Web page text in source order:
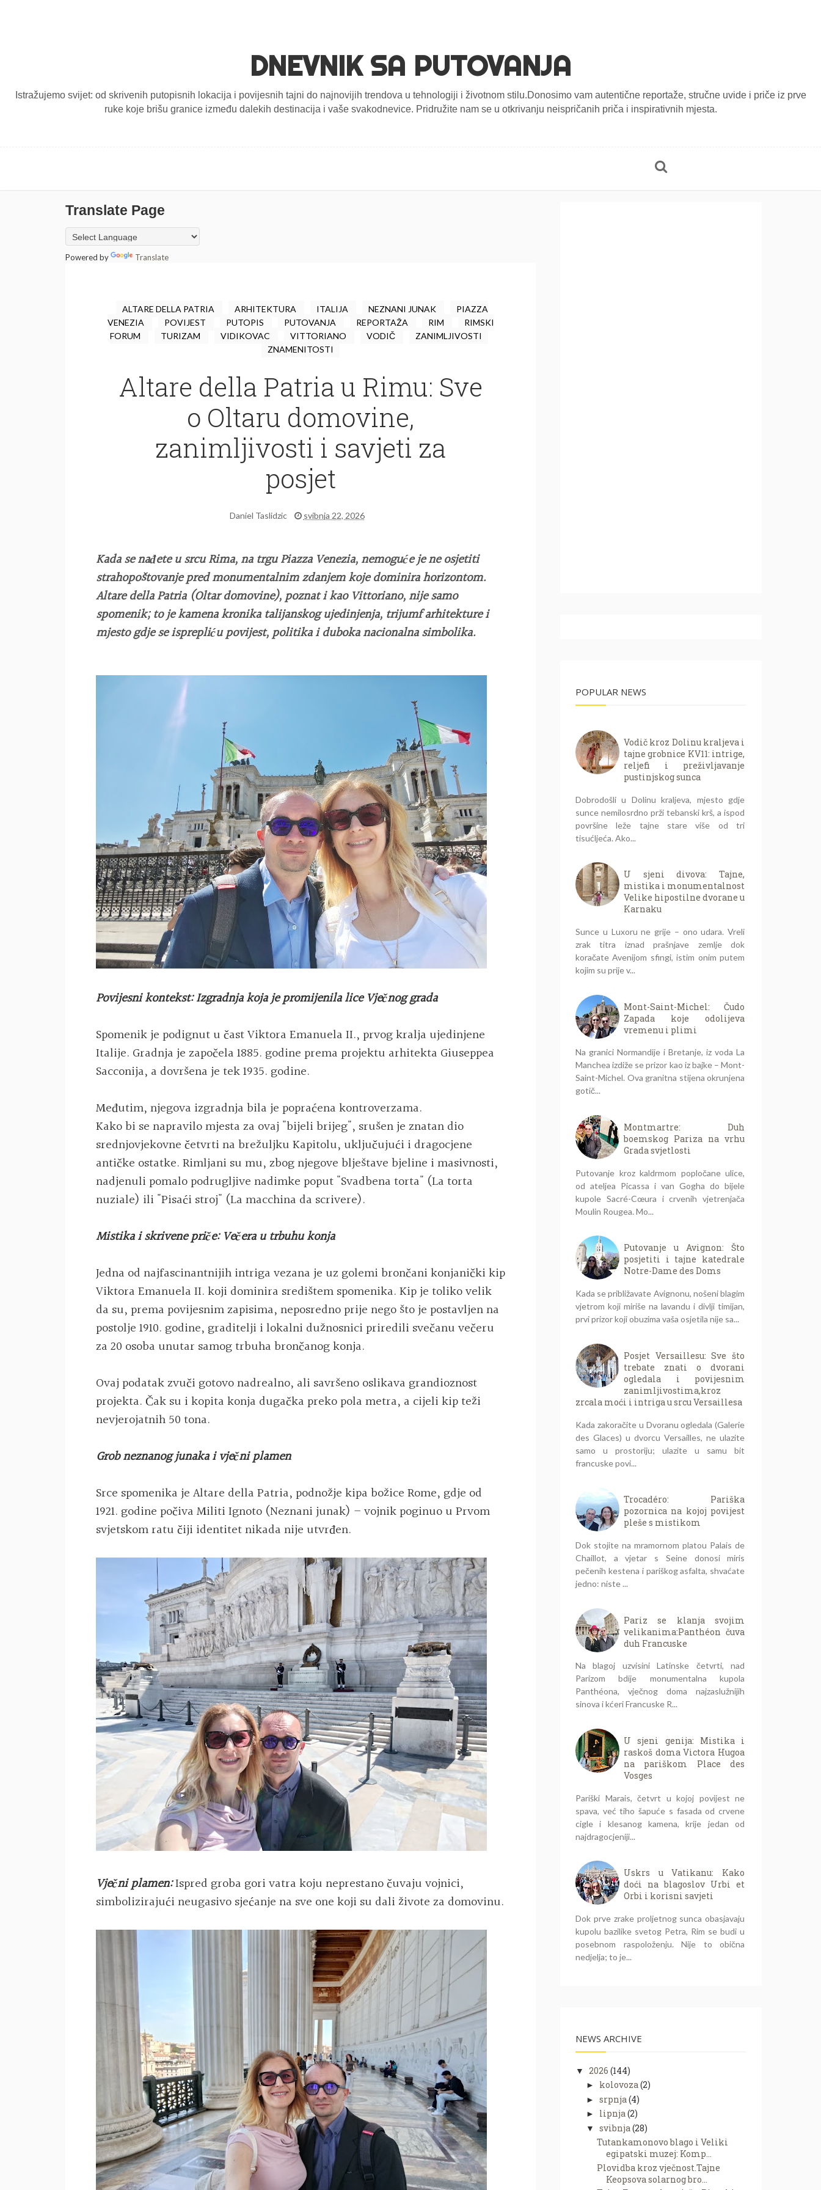
DNEVNIK SA PUTOVANJA
Istražujemo svijet: od skrivenih putopisnih lokacija i povijesnih tajni do najnovijih trendova u tehnologiji i životnom stilu.Donosimo vam autentične reportaže, stručne uvide i priče iz prve
ruke koje brišu granice između dalekih destinacija i vaše svakodnevice. Pridružite nam se u otkrivanju neispričanih priča i inspirativnih mjesta.
Translate Page
Powered by Translate
ALTARE DELLA PATRIA ARHITEKTURA ITALIJA NEZNANI JUNAK
PIAZZA
VENEZIA
POVIJEST PUTOPIS PUTOVANJA REPORTAŽA RIM
RIMSKI
FORUM
TURIZAM VIDIKOVAC VITTORIANO VODIČ
ZANIMLJIVOSTI
ZNAMENITOSTI
Altare della Patria u Rimu: Sve
o Oltaru domovine,
zanimljivosti i savjeti za
posjet
Daniel Taslidzic svibnja 22, 2026
Kada se nađete u srcu Rima, na trgu Piazza Venezia, nemoguće je ne osjetiti
strahopoštovanje pred monumentalnim zdanjem koje dominira horizontom.
Altare della Patria (Oltar domovine), poznat i kao Vittoriano, nije samo
spomenik; to je kamena kronika talijanskog ujedinjenja, trijumf arhitekture i
mjesto gdje se isprepliću povijest, politika i duboka nacionalna simbolika.
Povijesni kontekst: Izgradnja koja je promijenila lice Vječnog grada
Spomenik je podignut u čast Viktora Emanuela II., prvog kralja ujedinjene
Italije. Gradnja je započela 1885. godine prema projektu arhitekta Giuseppea
Sacconija, a dovršena je tek 1935. godine.
Međutim, njegova izgradnja bila je popraćena kontroverzama.
Kako bi se napravilo mjesta za ovaj "bijeli brijeg", srušen je znatan dio
srednjovjekovne četvrti na brežuljku Kapitolu, uključujući i dragocjene
antičke ostatke. Rimljani su mu, zbog njegove blještave bjeline i masivnosti,
nadjenuli pomalo podrugljive nadimke poput "Svadbena torta" (La torta
nuziale) ili "Pisaći stroj" (La macchina da scrivere).
Mistika i skrivene priče: Večera u trbuhu konja
Jedna od najfascinantnijih intriga vezana je uz golemi brončani konjanički kip
Viktora Emanuela II. koji dominira središtem spomenika. Kip je toliko velik
da su, prema povijesnim zapisima, neposredno prije nego što je postavljen na
postolje 1910. godine, graditelji i lokalni dužnosnici priredili svečanu večeru
za 20 osoba unutar samog trbuha brončanog konja.
Ovaj podatak zvuči gotovo nadrealno, ali savršeno oslikava grandioznost
projekta. Čak su i kopita konja dugačka preko pola metra, a cijeli kip teži
nevjerojatnih 50 tona.
Grob neznanog junaka i vječni plamen
Srce spomenika je Altare della Patria, podnožje kipa božice Rome, gdje od
1921. godine počiva Militi Ignoto (Neznani junak) – vojnik poginuo u Prvom
svjetskom ratu čiji identitet nikada nije utvrđen.
Vječni plamen:Ispred groba gori vatra koju neprestano čuvaju vojnici,
simbolizirajući neugasivo sjećanje na sve one koji su dali živote za domovinu.
POPULAR NEWS
Vodič kroz Dolinu kraljeva i
tajne grobnice KV11: intrige,
reljefi i preživljavanje
pustinjskog sunca
Dobrodošli u Dolinu kraljeva, mjesto gdje
sunce nemilosrdno prži tebanski krš, a ispod
površine leže tajne stare više od tri
tisućljeća. Ako...
U sjeni divova: Tajne,
mistika i monumentalnost
Velike hipostilne dvorane u
Karnaku
Sunce u Luxoru ne grije – ono udara. Vreli
zrak titra iznad prašnjave zemlje dok
koračate Avenijom sfingi, istim onim putem
kojim su prije v...
Mont-Saint-Michel: Čudo
Zapada koje odolijeva
vremenu i plimi
Na granici Normandije i Bretanje, iz voda La
Manchea izdiže se prizor kao iz bajke – Mont-
Saint-Michel. Ova granitna stijena okrunjena
gotič...
Montmartre: Duh
boemskog Pariza na vrhu
Grada svjetlosti
Putovanje kroz kaldrmom popločane ulice,
od ateljea Picassa i van Gogha do bijele
kupole Sacré-Cœura i crvenih vjetrenjača
Moulin Rougea. Mo...
Putovanje u Avignon: Što
posjetiti i tajne katedrale
Notre-Dame des Doms
Kada se približavate Avignonu, nošeni blagim
vjetrom koji miriše na lavandu i divlji timijan,
prvi prizor koji obuzima vaša osjetila nije sa...
Posjet Versaillesu: Sve što
trebate znati o dvorani
ogledala i povijesnim
zanimljivostima,kroz
zrcala moći i intriga u srcu Versaillesa
Kada zakoračite u Dvoranu ogledala (Galerie
des Glaces) u dvorcu Versailles, ne ulazite
samo u prostoriju; ulazite u samu bit
francuske povi...
Trocadéro: Pariška
pozornica na kojoj povijest
pleše s mistikom
Dok stojite na mramornom platou Palais de
Chaillot, a vjetar s Seine donosi miris
pečenih kestena i pariškog asfalta, shvaćate
jedno: niste ...
Pariz se klanja svojim
velikanima:Panthéon čuva
duh Francuske
Na blagoj uzvisini Latinske četvrti, nad
Parizom bdije monumentalna kupola
Panthéona, vječnog doma najzaslužnijih
sinova i kćeri Francuske R...
U sjeni genija: Mistika i
raskoš doma Victora Hugoa
na pariškom Place des
Vosges
Pariški Marais, četvrt u kojoj povijest ne
spava, već tiho šapuće s fasada od crvene
cigle i klesanog kamena, krije jedan od
najdragocjeniji...
Uskrs u Vatikanu: Kako
doći na blagoslov Urbi et
Orbi i korisni savjeti
Dok prve zrake proljetnog sunca obasjavaju
kupolu bazilike svetog Petra, Rim se budi u
posebnom raspoloženju. Nije to obična
nedjelja; to je...
NEWS ARCHIVE
▼ 2026 (144)
► kolovoza(2)
► srpnja(4)
► lipnja(2)
▼ svibnja(28)
Tutankamonovo blago i Veliki
egipatski muzej: Komp...
Plovidba kroz vječnost.Tajne
Keopsova solarnog bro...